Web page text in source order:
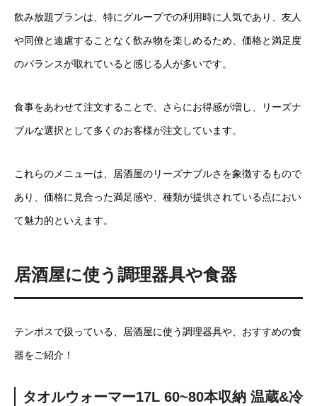
飲み放題プランは、特にグループでの利用時に人気であり、友人
や同僚と遠慮することなく飲み物を楽しめるため、価格と満足度
のバランスが取れていると感じる人が多いです。
食事をあわせて注文することで、さらにお得感が増し、リーズナ
ブルな選択として多くのお客様が注文しています。
これらのメニューは、居酒屋のリーズナブルさを象徴するもので
あり、価格に見合った満足感や、種類が提供されている点におい
て魅力的といえます。
居酒屋に使う調理器具や食器
テンポスで扱っている、居酒屋に使う調理器具や、おすすめの食
器をご紹介！
タオルウォーマー17L 60~80本収納 温蔵&冷